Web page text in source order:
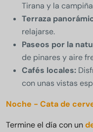
Tirana y la
Terraza
relajarse.
Paseos por la
de pinares y aire
Cafés locales:
con unas vistas
Noche - Cata de
Termine el día con un